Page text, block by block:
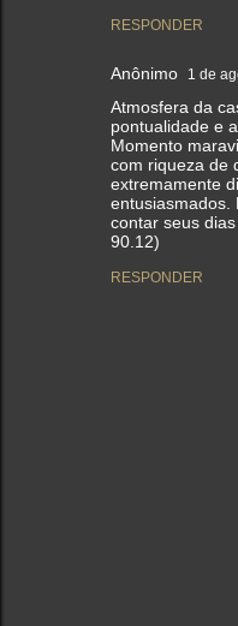
RESPONDER
Anônimo 1 de
Atmosfera da
pontualidade e
Momento
com riqueza de
extremamente
entusiasmados.
contar seus
90.12)
RESPONDER